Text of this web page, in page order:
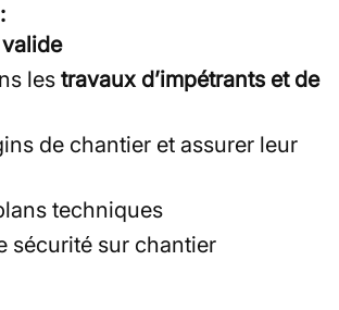
les travaux d’impétrants et de
de chantier et assurer leur
techniques
sécurité sur chantier